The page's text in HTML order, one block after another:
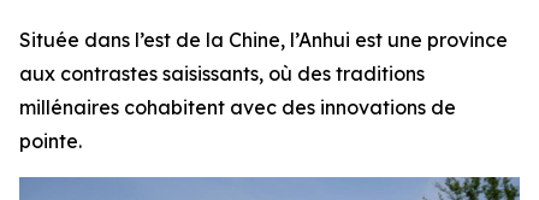
Située dans l’est de la Chine, l’Anhui est une province
aux contrastes saisissants, où des traditions
millénaires cohabitent avec des innovations de
pointe.